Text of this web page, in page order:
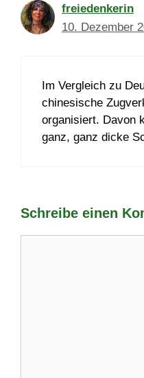
freiedenkerin
10. Dezember
Im Vergleich zu
chinesische
organisiert. Davon
ganz, ganz dicke
Schreibe einen